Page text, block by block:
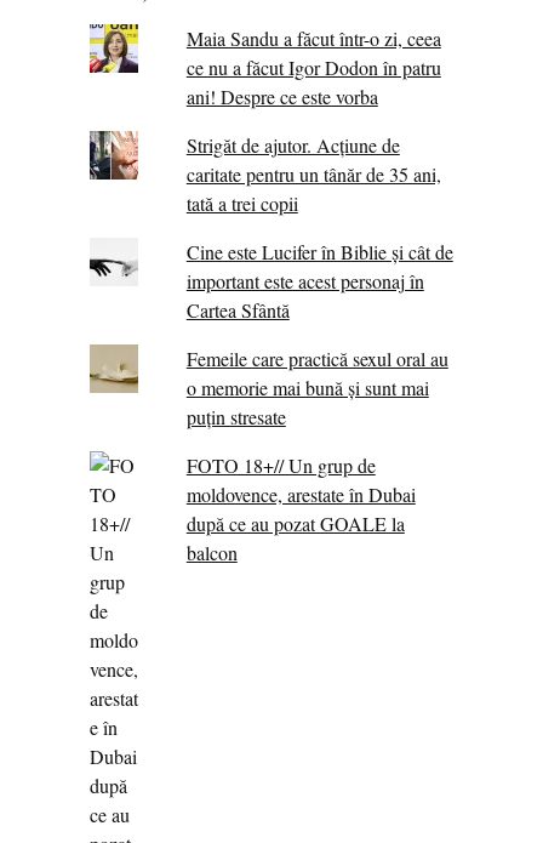
Maia Sandu a făcut într-o zi, ceea
ce nu a făcut Igor Dodon în patru
ani! Despre ce este vorba
Strigăt de ajutor. Acțiune de
caritate pentru un tânăr de 35 ani,
tată a trei copii
Cine este Lucifer în Biblie și cât de
important este acest personaj în
Cartea Sfântă
Femeile care practică sexul oral au
o memorie mai bună și sunt mai
puțin stresate
FOTO 18+// Un grup de
moldovence, arestate în Dubai
după ce au pozat GOALE la
balcon